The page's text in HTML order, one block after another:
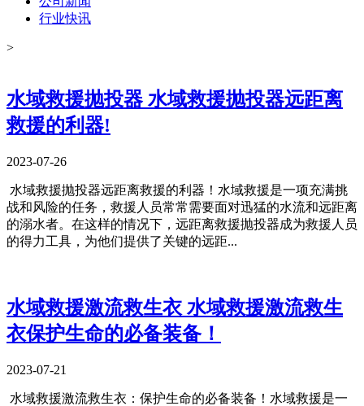
行业快讯
>
水域救援抛投器 水域救援抛投器远距离
救援的利器!
2023-07-26
​ 水域救援抛投器远距离救援的利器！​水域救援是一项充满挑
战和风险的任务，救援人员常常需要面对迅猛的水流和远距离
的溺水者。在这样的情况下，远距离救援抛投器成为救援人员
的得力工具，为他们提供了关键的远距...
水域救援激流救生衣 水域救援激流救生
衣保护生命的必备装备！
2023-07-21
​ 水域救援激流救生衣：保护生命的必备装备！水域救援是一